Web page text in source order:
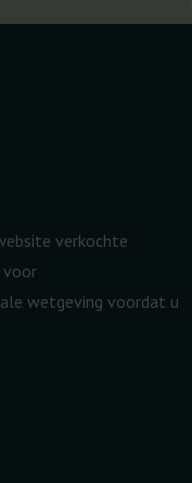
verkochte
voor
wetgeving voordat u